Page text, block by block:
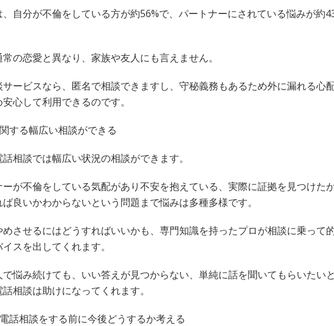
、自分が不倫をしている方が約56%で、パートナーにされている悩みが約
の恋愛と異なり、家族や友人にも言えません。
サービスなら、匿名で相談できますし、守秘義務もあるため外に漏れる心
心して利用できるのです。
する幅広い相談ができる
相談では幅広い状況の相談ができます。
が不倫をしている気配があり不安を抱えている、実際に証拠を見つけたが
ば良いかわからないという問題まで悩みは多種多様です。
させるにはどうすればいいかも、専門知識を持ったプロが相談に乗って
スを出してくれます。
で悩み続けても、いい答えが見つからない、単純に話を聞いてもらいたい
相談は助けになってくれます。
話相談をする前に今後どうするか考える